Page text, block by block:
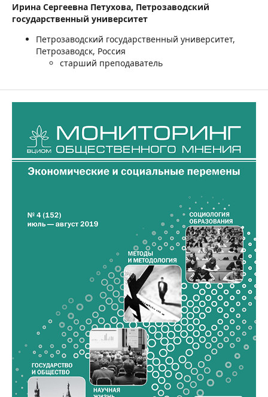
Ирина Сергеевна Петухова, Петрозаводский
государственный университет
Петрозаводский государственный университет,
Петрозаводск, Россия
старший преподаватель